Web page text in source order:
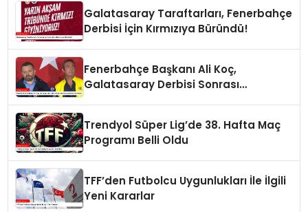
Galatasaray Taraftarları, Fenerbahçe
Derbisi İçin Kırmızıya Büründü!
Fenerbahçe Başkanı Ali Koç,
Galatasaray Derbisi Sonrası
Trendyol Süper Lig’de 38. Hafta Maç
Programı Belli Oldu
TFF’den Futbolcu Uygunlukları İle İlgili
Yeni Kararlar